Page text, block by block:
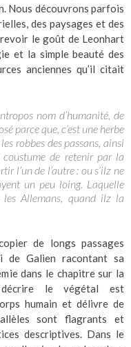
Nous découvrons parfois
des paysages et des
le goût de Leonhart
et la simple beauté des
anciennes qu’il citait
nom d’humanité, de
parce que, c’est une herbe
robbes des passans, ainsi
de retenir par la
l’un de l’autre : ou s’ilz ne
un peu loing. Laquelle
Allemans, quand ilz la
de longs passages
de Galien racontant sa
dans le chapitre sur la
le végétal est
humain et délivre de
sont flagrants et
descriptives. Dans le